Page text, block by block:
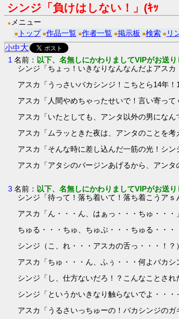
シンジ「負けはしない！」(ｷｯ
● メニュー
■ トップ ■作品一覧 ■作者一覧 ■掲示板 ■検索 ■ リ
小中大
1 名前： 以下、名無しにかわりましてVIPがお送り
シンジ「ちょっ！いきなりなんなんだよアスカ
アスカ「うっさいバカシンジ！こちとら14年
アスカ「人間やめちゃったせいで！言い寄っ
アスカ「いたとしても、アンタ以外の男になん
アスカ「ムラッときた夜は、アンタのことを
アスカ「そんな時に差し込んだ一筋の光！シ
アスカ「アタシのバージンあげるから、アンタ
3 名前： 以下、名無しにかわりましてVIPがお送り
シンジ「待って！落ち着いて！落ち着こうアｓ
アスカ「ん・・・ん、はぁっ・・・ちゅ・・・」
ちゅる・・・ちゅ、ちゅぷ・・・ちゅる・・・
シンジ（こ、れ・・・アスカの舌っ・・・！？）
アスカ「ちゅ・・・ん、ふぅ・・・何よバカ
シンジ「し、仕方ないだろ！？こんなことされ
シンジ「というかいきなり触らないでよ・・・
アスカ「うるさいっちゅーの！バカシンジの